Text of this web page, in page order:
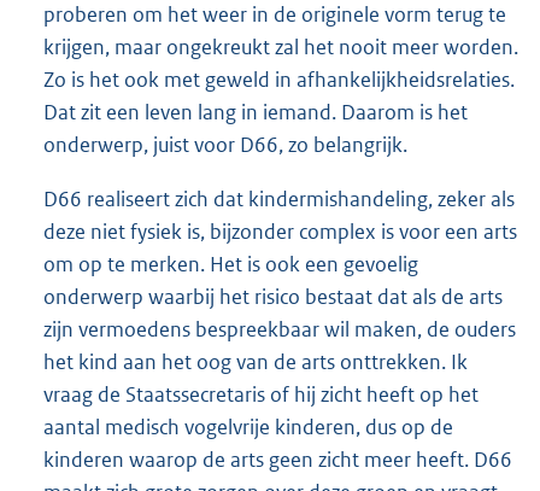
proberen om het weer in de originele vorm terug te
krijgen, maar ongekreukt zal het nooit meer worden.
Zo is het ook met geweld in afhankelijkheidsrelaties.
Dat zit een leven lang in iemand. Daarom is het
onderwerp, juist voor D66, zo belangrijk.
D66 realiseert zich dat kindermishandeling, zeker als
deze niet fysiek is, bijzonder complex is voor een arts
om op te merken. Het is ook een gevoelig
onderwerp waarbij het risico bestaat dat als de arts
zijn vermoedens bespreekbaar wil maken, de ouders
het kind aan het oog van de arts onttrekken. Ik
vraag de Staatssecretaris of hij zicht heeft op het
aantal medisch vogelvrije kinderen, dus op de
kinderen waarop de arts geen zicht meer heeft. D66